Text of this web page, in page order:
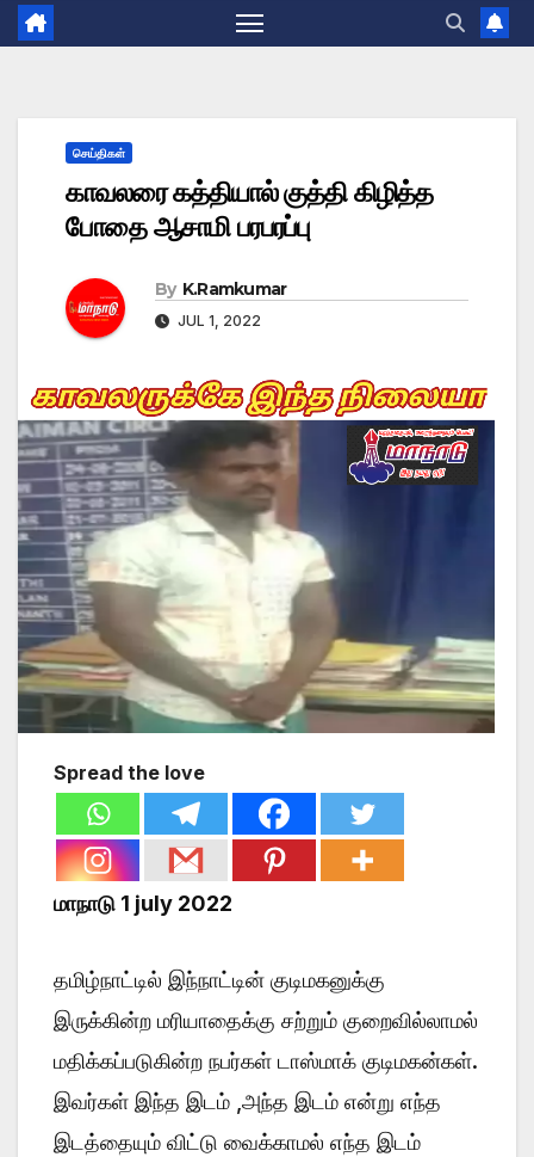
செய்திகள்
காவலரை கத்தியால் குத்தி கிழித்த
போதை ஆசாமி பரபரப்பு
By K.Ramkumar
JUL 1, 2022
Spread the love
மாநாடு 1 july 2022
தமிழ்நாட்டில் இந்நாட்டின் குடிமகனுக்கு
இருக்கின்ற மரியாதைக்கு சற்றும் குறைவில்லாமல்
மதிக்கப்படுகின்ற நபர்கள் டாஸ்மாக் குடிமகன்கள்.
இவர்கள் இந்த இடம் ,அந்த இடம் என்று எந்த
இடத்தையும் விட்டு வைக்காமல் எந்த இடம்